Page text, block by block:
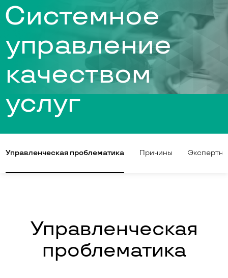
Системное
управление
качеством
услуг
Управленческая проблематика Причины
Управленческая
проблематика